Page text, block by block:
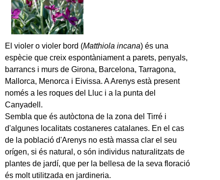
El violer o violer bord (Matthiola incana) és una
espècie que creix espontàniament a parets, penyals,
barrancs i murs de Girona, Barcelona, Tarragona,
Mallorca, Menorca i Eivissa. A Arenys està present
només a les roques del Lluc i a la punta del
Canyadell.
Sembla que és autòctona de la zona del Tirré i
d'algunes localitats costaneres catalanes. En el cas
de la població d'Arenys no està massa clar el seu
orígen, si és natural, o són individus naturalitzats de
plantes de jardí, que per la bellesa de la seva floració
és molt utilitzada en jardineria.